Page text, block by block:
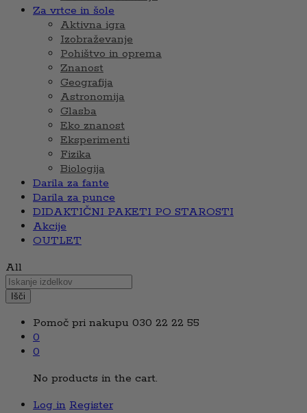
Za vrtce in šole
Aktivna igra
Izobraževanje
Pohištvo in oprema
Znanost
Geografija
Astronomija
Glasba
Eko znanost
Eksperimenti
Fizika
Biologija
Darila za fante
Darila za punce
DIDAKTIČNI PAKETI PO STAROSTI
Akcije
OUTLET
All
Išči
Pomoč pri nakupu 030 22 22 55
0
0
No products in the cart.
Log in Register